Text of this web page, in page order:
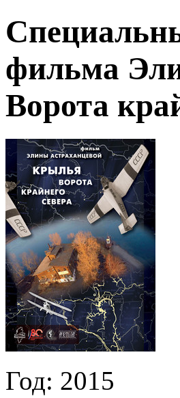
фильма
Ворота
Год: 2015